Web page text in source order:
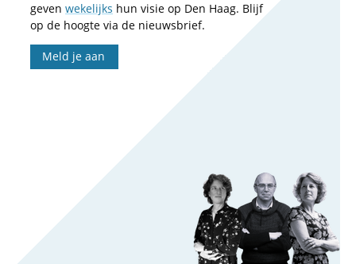
geven wekelijks hun visie op Den Haag. Blijf
op de hoogte via de nieuwsbrief.
Meld je aan